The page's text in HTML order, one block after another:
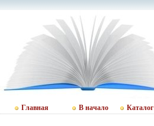
Главная В начало Каталог